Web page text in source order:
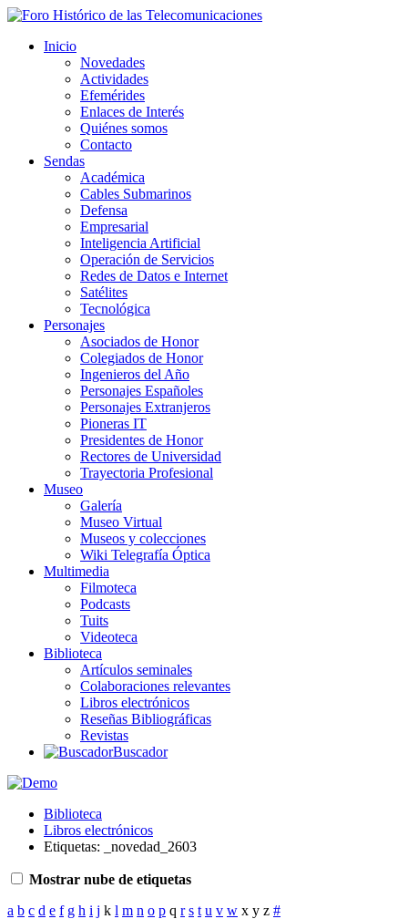
Inicio
Novedades
Actividades
Efemérides
Enlaces de Interés
Quiénes somos
Contacto
Sendas
Académica
Cables Submarinos
Defensa
Empresarial
Inteligencia Artificial
Operación de Servicios
Redes de Datos e Internet
Satélites
Tecnológica
Personajes
Asociados de Honor
Colegiados de Honor
Ingenieros del Año
Personajes Españoles
Personajes Extranjeros
Pioneras IT
Presidentes de Honor
Rectores de Universidad
Trayectoria Profesional
Museo
Galería
Museo Virtual
Museos y colecciones
Wiki Telegrafía Óptica
Multimedia
Filmoteca
Podcasts
Tuits
Videoteca
Biblioteca
Artículos seminales
Colaboraciones relevantes
Libros electrónicos
Reseñas Bibliográficas
Revistas
Buscador
Biblioteca
Libros electrónicos
Etiquetas: _novedad_2603
Mostrar nube de etiquetas
a b c d e f g h i j k l m n o p q r s t u v w x y z #